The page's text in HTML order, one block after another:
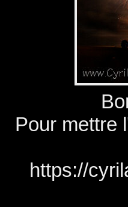
Pour mettre
https://